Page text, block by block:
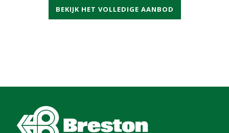
BEKIJK HET VOLLEDIGE AANBOD